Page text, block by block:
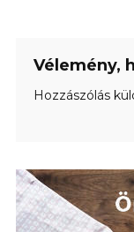
Vélemény,
Hozzászólás